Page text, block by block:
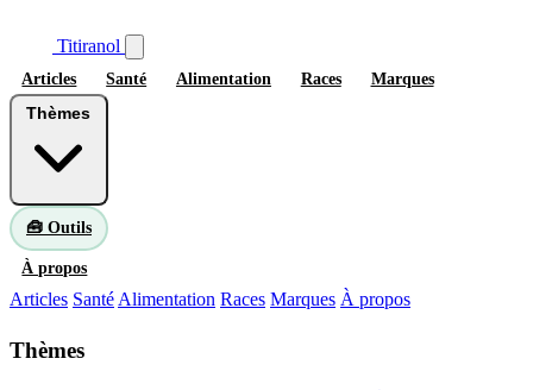
Titiranol
Articles Santé Alimentation Races Marques
🧰 Outils
À propos
Articles Santé Alimentation Races Marques À propos
Thèmes